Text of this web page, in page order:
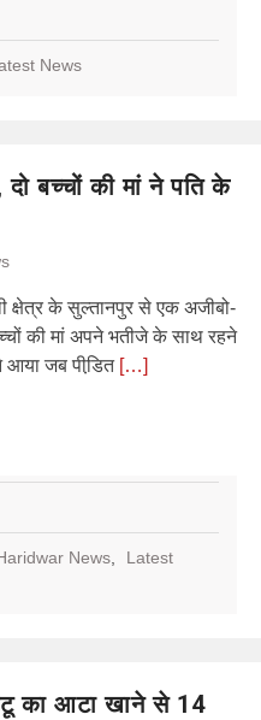
News
बच्चों की मां ने पति के
क्षेत्र के सुल्तानपुर से एक अजीबो-
की मां अपने भतीजे के साथ रहने
आया जब पीडि़त […]
News
Latest
का आटा खाने से 14